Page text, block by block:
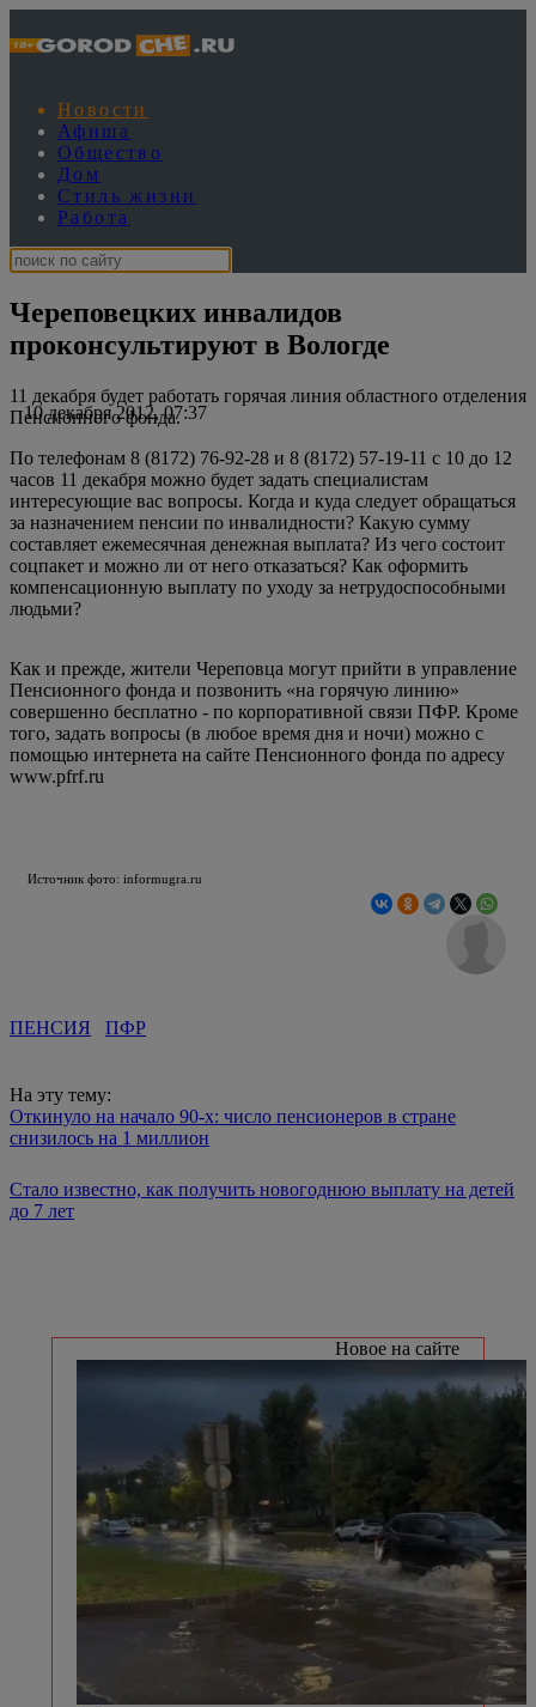
Новости
Афиша
Общество
Дом
Стиль жизни
Работа
Череповецких инвалидов
проконсультируют в Вологде
10 декабря 2012, 07:37
11 декабря будет работать горячая линия областного отделения
Пенсионного фонда.
По телефонам 8 (8172) 76-92-28 и 8 (8172) 57-19-11 с 10 до 12
часов 11 декабря можно будет задать специалистам
интересующие вас вопросы. Когда и куда следует обращаться
за назначением пенсии по инвалидности? Какую сумму
составляет ежемесячная денежная выплата? Из чего состоит
соцпакет и можно ли от него отказаться? Как оформить
компенсационную выплату по уходу за нетрудоспособными
людьми?
Как и прежде, жители Череповца могут прийти в управление
Пенсионного фонда и позвонить «на горячую линию»
совершенно бесплатно - по корпоративной связи ПФР. Кроме
того, задать вопросы (в любое время дня и ночи) можно с
помощью интернета на сайте Пенсионного фонда по адресу
www.pfrf.ru
Источник фото: informugra.ru
ПЕНСИЯ ПФР
На эту тему:
Откинуло на начало 90-х: число пенсионеров в стране
снизилось на 1 миллион
Стало известно, как получить новогоднюю выплату на детей
до 7 лет
Новое на сайте